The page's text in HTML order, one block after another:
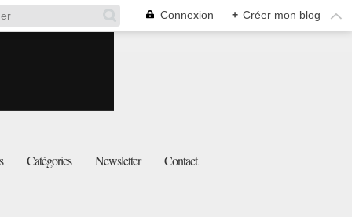
Connexion + Créer mon blog
Catégories Newsletter Contact